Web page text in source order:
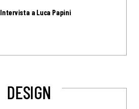
Intervista a Luca Papini
DESIGN